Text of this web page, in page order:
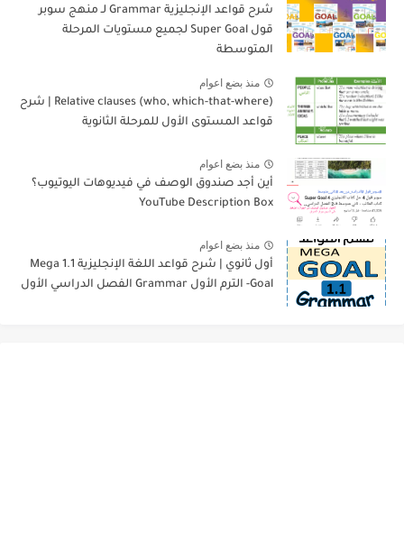
شرح قواعد الإنجليزية Grammar لـ منهج سوبر
قول Super Goal لجميع مستويات المرحلة
المتوسطة
منذ بضع اعوام
Relative clauses (who, which-that-where) | شرح
قواعد المستوى الأول للمرحلة الثانوية
منذ بضع اعوام
أين أجد صندوق الوصف في فيديوهات اليوتيوب؟
YouTube Description Box
منذ بضع اعوام
أول ثانوي | شرح قواعد اللغة الإنجليزية 1.1 Mega
Goal- الترم الأول Grammar الفصل الدراسي الأول